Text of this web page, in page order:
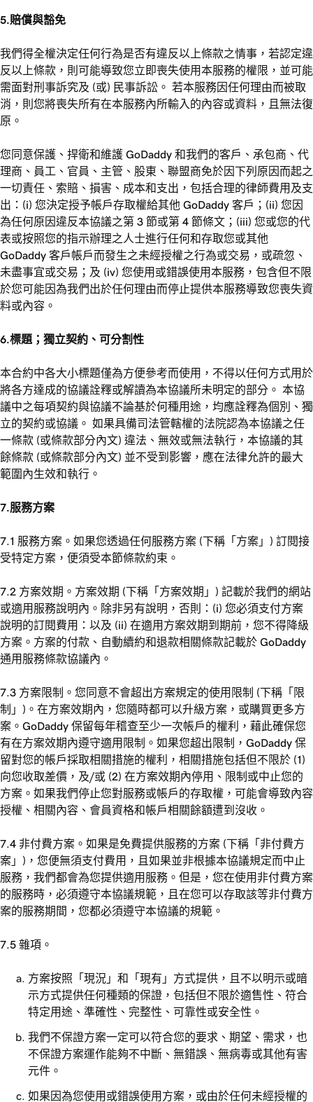
5.賠償與豁免
我們得全權決定任何行為是否有違反以上條款之情事，若認定違
反以上條款，則可能導致您立即喪失使用本服務的權限，並可能
需面對刑事訴究及 (或) 民事訴訟。 若本服務因任何理由而被取
消，則您將喪失所有在本服務內所輸入的內容或資料，且無法復
原。
您同意保護、捍衛和維護 GoDaddy 和我們的客戶、承包商、代
理商、員工、官員、主管、股東、聯盟商免於因下列原因而起之
一切責任、索賠、損害、成本和支出，包括合理的律師費用及支
出：(i) 您決定授予帳戶存取權給其他 GoDaddy 客戶；(ii) 您因
為任何原因違反本協議之第 3 節或第 4 節條文；(iii) 您或您的代
表或按照您的指示辦理之人士進行任何和存取您或其他
GoDaddy 客戶帳戶而發生之未經授權之行為或交易，或疏忽、
未盡事宜或交易；及 (iv) 您使用或錯誤使用本服務，包含但不限
於您可能因為我們出於任何理由而停止提供本服務導致您喪失資
料或內容。
6.標題；獨立契約、可分割性
本合約中各大小標題僅為方便參考而使用，不得以任何方式用於
將各方達成的協議詮釋或解讀為本協議所未明定的部分。 本協
議中之每項契約與協議不論基於何種用途，均應詮釋為個別、獨
立的契約或協議。 如果具備司法管轄權的法院認為本協議之任
一條款 (或條款部分內文) 違法、無效或無法執行，本協議的其
餘條款 (或條款部分內文) 並不受到影響，應在法律允許的最大
範圍內生效和執行。
7.服務方案
7.1 服務方案。如果您透過任何服務方案 (下稱「方案」) 訂閱接
受特定方案，便須受本節條款約束。
7.2 方案效期。方案效期 (下稱「方案效期」) 記載於我們的網站
或適用服務說明內。除非另有說明，否則：(i) 您必須支付方案
說明的訂閱費用：以及 (ii) 在適用方案效期到期前，您不得降級
方案。方案的付款、自動續約和退款相關條款記載於 GoDaddy
通用服務條款協議內。
7.3 方案限制。您同意不會超出方案規定的使用限制 (下稱「限
制」)。在方案效期內，您隨時都可以升級方案，或購買更多方
案。GoDaddy 保留每年稽查至少一次帳戶的權利，藉此確保您
有在方案效期內遵守適用限制。如果您超出限制，GoDaddy 保
留對您的帳戶採取相關措施的權利，相關措施包括但不限於 (1)
向您收取差價，及/或 (2) 在方案效期內停用、限制或中止您的
方案。如果我們停止您對服務或帳戶的存取權，可能會導致內容
授權、相關內容、會員資格和帳戶相關餘額遭到沒收。
7.4 非付費方案。如果是免費提供服務的方案 (下稱「非付費方
案」)，您便無須支付費用，且如果並非根據本協議規定而中止
服務，我們都會為您提供適用服務。但是，您在使用非付費方案
的服務時，必須遵守本協議規範，且在您可以存取該等非付費方
案的服務期間，您都必須遵守本協議的規範。
7.5 雜項。
方案按照「現況」和「現有」方式提供，且不以明示或暗
示方式提供任何種類的保證，包括但不限於適售性、符合
特定用途、準確性、完整性、可靠性或安全性。
我們不保證方案一定可以符合您的要求、期望、需求，也
不保證方案運作能夠不中斷、無錯誤、無病毒或其他有害
元件。
如果因為您使用或錯誤使用方案，或由於任何未經授權的